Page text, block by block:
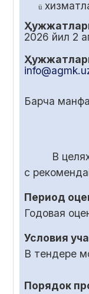
ü
2026 йил 2
Барча
В
с
Период
Годовая
Условия
В тендере
Порядок